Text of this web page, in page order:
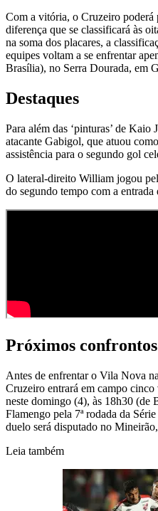
Com a vitória, o Cruzeiro poderá
diferença que se classificará às
na soma dos placares, a
equipes voltam a se enfrentar
Brasília), no Serra Dourada, em
Destaques
Para além das ‘pinturas’ de Kaio
atacante Gabigol, que atuou
assistência para o segundo gol
O lateral-direito William jogou
do segundo tempo com a entrada
Próximos confrontos
Antes de enfrentar o Vila Nova
Cruzeiro entrará em campo cinco
neste domingo (4), às 18h30 (de
Flamengo pela 7ª rodada da
duelo será disputado no
Leia também